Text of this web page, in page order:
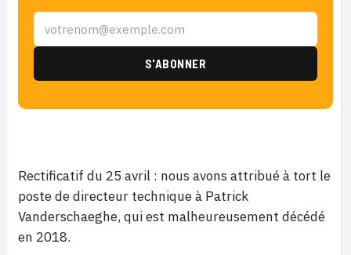
Rectificatif du 25 avril : nous avons attribué à tort le
poste de directeur technique à Patrick
Vanderschaeghe, qui est malheureusement décédé
en 2018.